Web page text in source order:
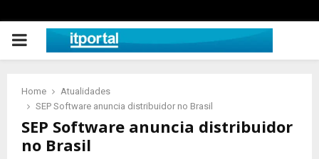
PRIMARY
Home
Atualidades
SEP Software anuncia distribuidor no Brasil
SEP Software anuncia distribuidor
no Brasil